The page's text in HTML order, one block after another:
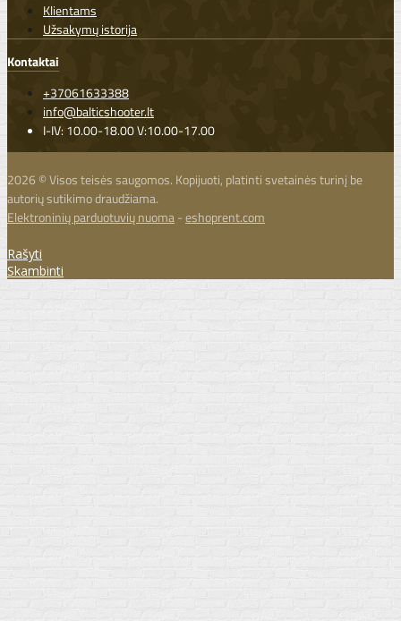
Klientams
Užsakymų istorija
Kontaktai
+37061633388
info@balticshooter.lt
I-IV: 10.00-18.00 V:10.00-17.00
2026 © Visos teisės saugomos. Kopijuoti, platinti svetainės turinį be
autorių sutikimo draudžiama.
Elektroninių parduotuvių nuoma-eshoprent.com
Rašyti
Skambinti